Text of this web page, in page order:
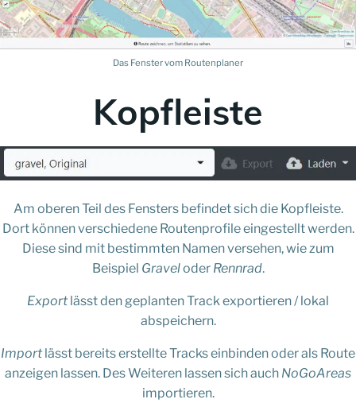
Das Fenster vom Routenplaner
Kopfleiste
Am oberen Teil des Fensters befindet sich die Kopfleiste.
Dort können verschiedene Routenprofile eingestellt werden.
Diese sind mit bestimmten Namen versehen, wie zum
Beispiel Graveloder Rennrad.
Export lässt den geplanten Track exportieren / lokal
abspeichern.
Import lässt bereits erstellte Tracks einbinden oder als Route
anzeigen lassen. Des Weiteren lassen sich auch NoGoAreas
importieren.